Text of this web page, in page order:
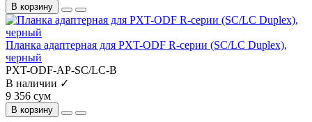
В корзину
Планка адаптерная для PXT-ODF R-серии (SC/LC Duplex),
черный
PXT-ODF-AP-SC/LC-B
В наличии ✓
9 356 сум
В корзину